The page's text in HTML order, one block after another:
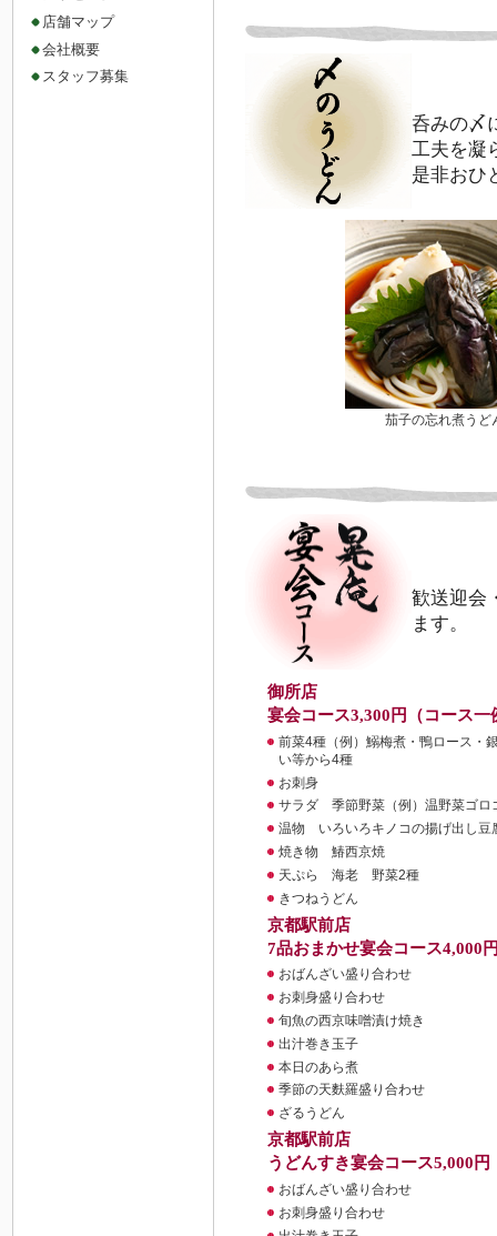
呑みの〆
工夫を凝
是非おひ
茄子の忘れ煮うど
歓送迎会
ます。
御所店
宴会コース3,300円（コース一
前菜4種（例）鰯梅煮・鴨ロース・
い等から4種
お刺身
サラダ 季節野菜（例）温野菜ゴロ
温物 いろいろキノコの揚げ出し豆
焼き物 鰆西京焼
天ぷら 海老 野菜2種
きつねうどん
京都駅前店
7品おまかせ宴会コース4,000
おばんざい盛り合わせ
お刺身盛り合わせ
旬魚の西京味噌漬け焼き
出汁巻き玉子
本日のあら煮
季節の天麩羅盛り合わせ
ざるうどん
京都駅前店
うどんすき宴会コース5,000円
おばんざい盛り合わせ
お刺身盛り合わせ
店舗マップ
会社概要
スタッフ募集